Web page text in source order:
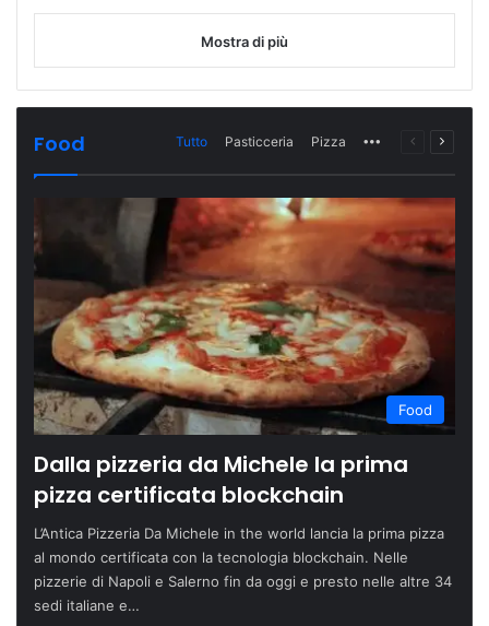
Mostra di più
Food Tutto Pasticceria Pizza More Pagina
Food
Dalla pizzeria da Michele la prima
pizza certificata blockchain
L’Antica Pizzeria Da Michele in the world lancia la prima pizza
al mondo certificata con la tecnologia blockchain. Nelle
pizzerie di Napoli e Salerno fin da oggi e presto nelle altre 34
sedi italiane e…